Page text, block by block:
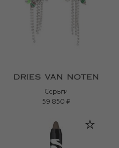
Серьги
59 850 ₽